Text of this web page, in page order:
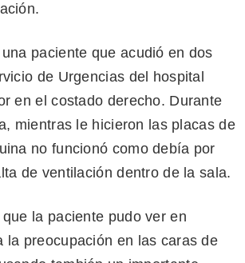
paciente que acudió en dos
de Urgencias del hospital
en el costado derecho. Durante
mientras le hicieron las placas de
no funcionó como debía por
de ventilación dentro de la sala.
la paciente pudo ver en
la preocupación en las caras de